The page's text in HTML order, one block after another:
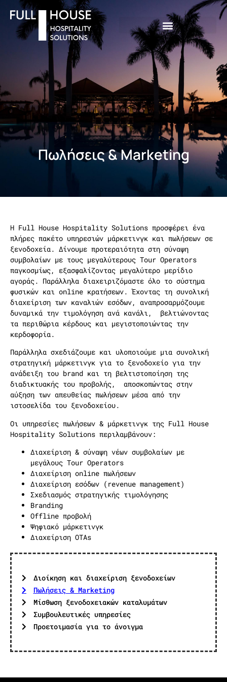
Πωλήσεις & Μarketing
Διοίκηση και διαχείριση ξενοδοχείων
Πωλήσεις & Μarketing
Μίσθωση ξενοδοχειακών καταλυμάτων
Συμβουλευτικές υπηρεσίες
Προετοιμασία για το άνοιγμα
Η Full House Hospitality Solutions προσφέρει ένα
πλήρες πακέτο υπηρεσιών μάρκετινγκ και πωλήσεων σε
ξενοδοχεία. Δίνουμε προτεραιότητα στη σύναψη
συμβολαίων με τους μεγαλύτερους Tour Operators
παγκοσμίως, εξασφαλίζοντας μεγαλύτερο μερίδιο
αγοράς. Παράλληλα διαχειριζόμαστε όλο το σύστημα
φυσικών και online κρατήσεων. Έχοντας τη συνολική
διαχείριση των καναλιών εσόδων, αναπροσαρμόζουμε
δυναμικά την τιμολόγηση ανά κανάλι, βελτιώνοντας
τα περιθώρια κέρδους και μεγιστοποιώντας την
κερδοφορία.
Παράλληλα σχεδιάζουμε και υλοποιούμε μια συνολική
στρατηγική μάρκετινγκ για το ξενοδοχείο για την
ανάδειξη του brand και τη βελτιστοποίηση της
διαδικτυακής του προβολής, αποσκοπώντας στην
αύξηση των απευθείας πωλήσεων μέσα από την
ιστοσελίδα του ξενοδοχείου.
Οι υπηρεσίες πωλήσεων & μάρκετινγκ της Full House
Hospitality Solutions περιλαμβάνουν:
Διαχείριση & σύναψη νέων συμβολαίων με
μεγάλους Tour Operators
Διαχείριση online πωλήσεων
Διαχείριση εσόδων (revenue management)
Σχεδιασμός στρατηγικής τιμολόγησης
Branding
Offline προβολή
Ψηφιακό μάρκετινγκ
Διαχείριση ΟΤΑs